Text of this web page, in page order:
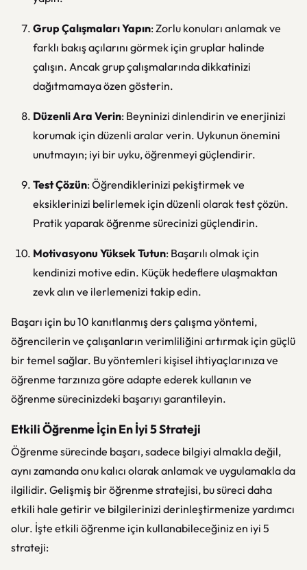
Grup Çalışmaları Yapın: Zorlu konuları anlamak ve
farklı bakış açılarını görmek için gruplar halinde
çalışın. Ancak grup çalışmalarında dikkatinizi
dağıtmamaya özen gösterin.
Düzenli Ara Verin: Beyninizi dinlendirin ve enerjinizi
korumak için düzenli aralar verin. Uykunun önemini
unutmayın; iyi bir uyku, öğrenmeyi güçlendirir.
Test Çözün: Öğrendiklerinizi pekiştirmek ve
eksiklerinizi belirlemek için düzenli olarak test çözün.
Pratik yaparak öğrenme sürecinizi güçlendirin.
Motivasyonu Yüksek Tutun: Başarılı olmak için
kendinizi motive edin. Küçük hedeflere ulaşmaktan
zevk alın ve ilerlemenizi takip edin.
Başarı için bu 10 kanıtlanmış ders çalışma yöntemi,
öğrencilerin ve çalışanların verimliliğini artırmak için güçlü
bir temel sağlar. Bu yöntemleri kişisel ihtiyaçlarınıza ve
öğrenme tarzınıza göre adapte ederek kullanın ve
öğrenme sürecinizdeki başarıyı garantileyin.
Etkili Öğrenme İçin En İyi 5 Strateji
Öğrenme sürecinde başarı, sadece bilgiyi almakla değil,
aynı zamanda onu kalıcı olarak anlamak ve uygulamakla da
ilgilidir. Gelişmiş bir öğrenme stratejisi, bu süreci daha
etkili hale getirir ve bilgilerinizi derinleştirmenize yardımcı
olur. İşte etkili öğrenme için kullanabileceğiniz en iyi 5
strateji: